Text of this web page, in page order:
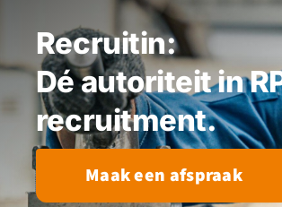
Werken bij
Vacatures
Blog
Over ons
Contact
Recruitin:
Dé autoriteit in
recruitment.
Maak een afspraak